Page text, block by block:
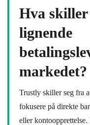
Hva
lignende
markedet?
Trustly skiller seg fra
fokusere på direkte
eller kontoopprettelse.